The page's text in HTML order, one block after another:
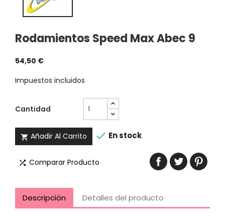
Rodamientos Speed Max Abec 9
54,50 €
Impuestos incluidos
Cantidad
 Añadir Al Carrito  En stock
 Comparar Producto
Descripción Detalles del producto